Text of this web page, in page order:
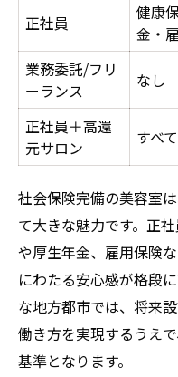
正社員
健康
金・
業務委託/フリ
ーランス
なし
正社員＋高還
元サロン
すべ
社会保険完備の美容室
て大きな魅力です。正
や厚生年金、雇用保険
にわたる安心感が格段
な地方都市では、将来
働き方を実現するうえ
基準となります。